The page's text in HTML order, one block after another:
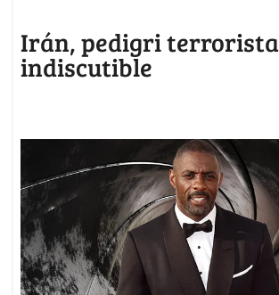
Irán, pedigri terrorista
indiscutible